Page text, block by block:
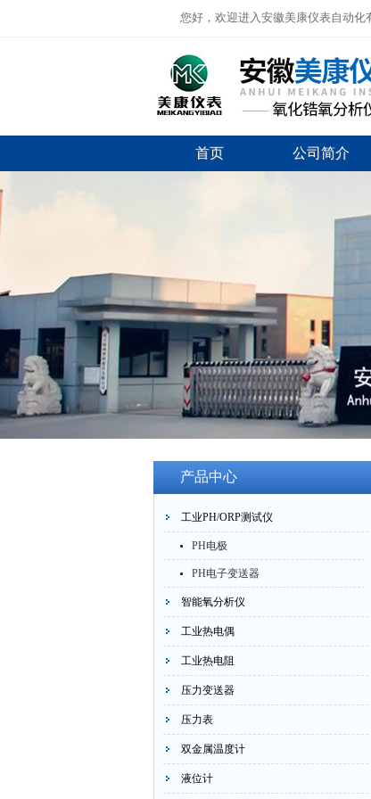
您好，欢迎进入安徽美康仪表自动化
首页 公司简介
产品中心
工业PH/ORP测试仪
PH电极
PH电子变送器
智能氧分析仪
工业热电偶
工业热电阻
压力变送器
压力表
双金属温度计
液位计